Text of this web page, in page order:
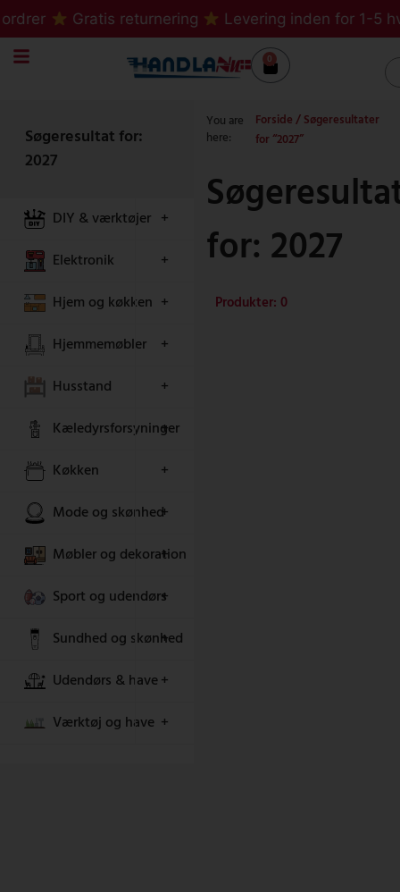
til
indholdet
Gratis returnering Levering inden for 1-5
0
Kurv
Søgeresultat for:
2027
DIY & værktøjer +
Elektronik
+
Hjem og køkken +
Hjemmemøbler
+
Husstand
+
Kæledyrsforsyninger
+
Køkken
+
Mode og skønhed+
Møbler og dekoration
+
Sport og udendørs
+
Sundhed og skønhed
+
Udendørs & have+
Værktøj og have +
You are
here:
Forside/ Søgeresultater
for “2027”
for: 2027
Produkter: 0